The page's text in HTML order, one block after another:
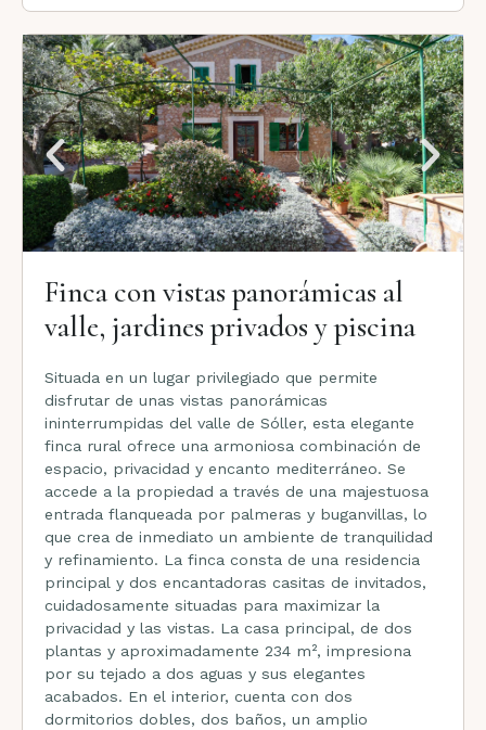
Finca con vistas panorámicas al
valle, jardines privados y piscina
Situada en un lugar privilegiado que permite
disfrutar de unas vistas panorámicas
ininterrumpidas del valle de Sóller, esta elegante
finca rural ofrece una armoniosa combinación de
espacio, privacidad y encanto mediterráneo. Se
accede a la propiedad a través de una majestuosa
entrada flanqueada por palmeras y buganvillas, lo
que crea de inmediato un ambiente de tranquilidad
y refinamiento. La finca consta de una residencia
principal y dos encantadoras casitas de invitados,
cuidadosamente situadas para maximizar la
privacidad y las vistas. La casa principal, de dos
plantas y aproximadamente 234 m², impresiona
por su tejado a dos aguas y sus elegantes
acabados. En el interior, cuenta con dos
dormitorios dobles, dos baños, un amplio